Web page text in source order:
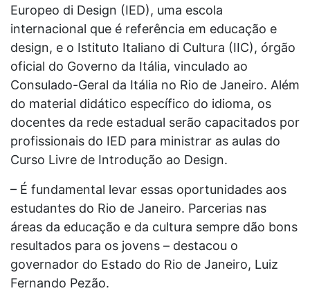
Europeo di Design (IED), uma escola
internacional que é referência em educação e
design, e o Istituto Italiano di Cultura (IIC), órgão
oficial do Governo da Itália, vinculado ao
Consulado-Geral da Itália no Rio de Janeiro. Além
do material didático específico do idioma, os
docentes da rede estadual serão capacitados por
profissionais do IED para ministrar as aulas do
Curso Livre de Introdução ao Design.
– É fundamental levar essas oportunidades aos
estudantes do Rio de Janeiro. Parcerias nas
áreas da educação e da cultura sempre dão bons
resultados para os jovens – destacou o
governador do Estado do Rio de Janeiro, Luiz
Fernando Pezão.